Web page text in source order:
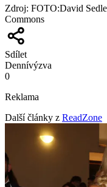
Zdroj: FOTO:David
Commons
Sdílet
Dennívýzva
0
Reklama
Další články z ReadZone